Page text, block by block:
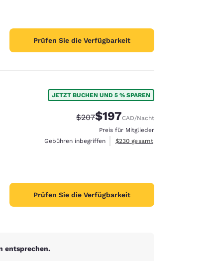
Prüfen Sie die Verfügbarkeit
JETZT BUCHEN UND 5 % SPAREN
Durchgestrichener Preis:
$207Vergünstigter Preis:
$197CAD/Nacht
Preis für Mitglieder
Gebühren inbegriffen
Geschätzte Gesamtdetails
$230 gesamt
Prüfen Sie die Verfügbarkeit
entsprechen.